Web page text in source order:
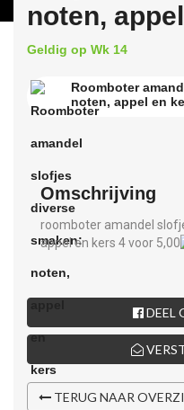
noten,
Geldig op Wk 14
Roomboter
noten, appel en
Omschrijving
roomboter amandel
appel en kers 4 voor 5,00
DEEL
TERUG NAAR